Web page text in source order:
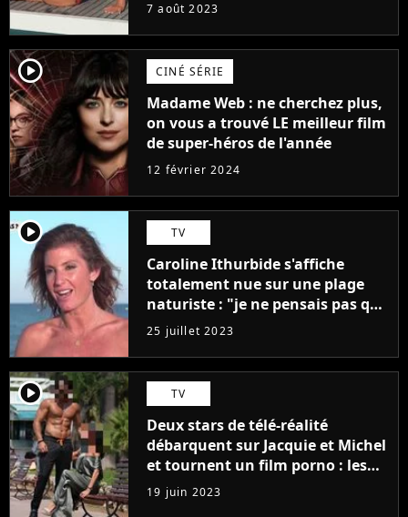
7 août 2023
player2 CINÉ SÉRIE
Madame Web : ne cherchez plus,
on vous a trouvé LE meilleur film
de super-héros de l'année
12 février 2024
player2 TV
Caroline Ithurbide s'affiche
totalement nue sur une plage
naturiste : "je ne pensais pas que
j'arriverais à le faire..."
25 juillet 2023
player2 TV
Deux stars de télé-réalité
débarquent sur Jacquie et Michel
et tournent un film porno : les
premières images du tournage
(exclu)
19 juin 2023